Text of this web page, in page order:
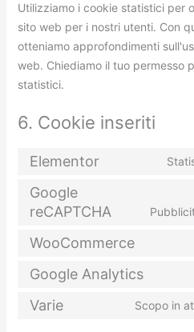
Utilizziamo i cookie statistici per
sito web per i nostri utenti. Con
otteniamo approfondimenti
web. Chiediamo il tuo permesso
statistici.
6. Cookie inseriti
Elementor
Google
reCAPTCHA
WooCommerce
Google Analytics
Varie Scopo in